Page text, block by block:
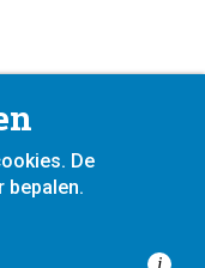
De
bepalen.
i